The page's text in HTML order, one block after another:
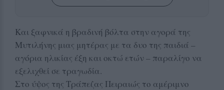
Και ξαφνικά η βραδινή βόλτα στην αγορά της
Μυτιλήνης μιας μητέρας με τα δυο της παιδιά –
αγόρια ηλικίας έξη και οκτώ ετών – παραλίγο να
εξελιχθεί σε τραγωδία.
Στο ύψος της Τράπεζας Πειραιώς το αμέριμνο